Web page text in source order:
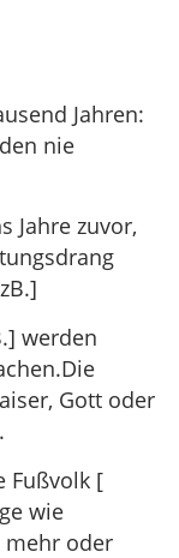
Jahren:
nie
Jahre zuvor,
werden
Gott oder
Fußvolk [
wie
mehr oder